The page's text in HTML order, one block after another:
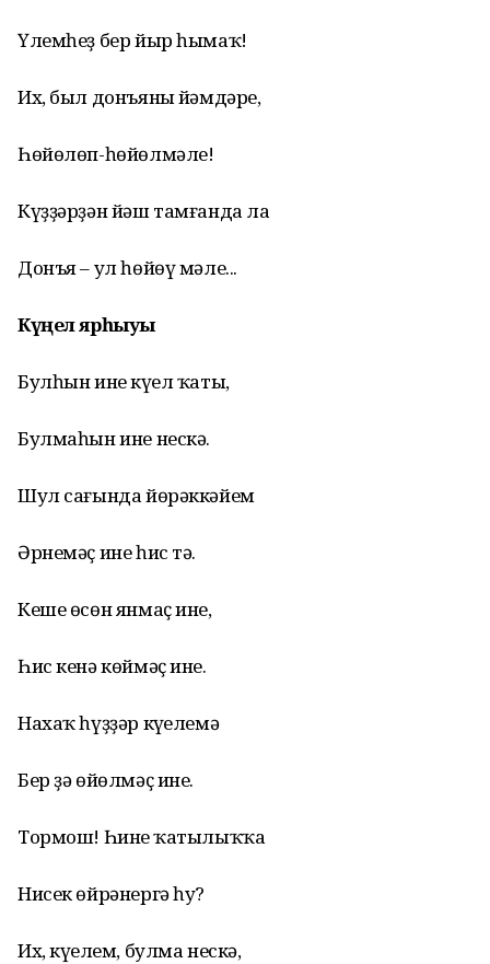
Үлемһеҙ бер йыр һымаҡ!
Их, был донъяның йәмдәре,
Һөйөлөп-һөйөлмәле!
Күҙҙәрҙән йәш тамғанда ла
Донъя – ул һөйөү мәле...
Күңел ярһыуы
Булһын ине күңел ҡаты,
Булмаһын ине нескә.
Шул сағында йөрәккәйем
Әрнемәҫ ине һис тә.
Кеше өсөн янмаҫ ине,
Һис кенә көймәҫ ине.
Нахаҡ һүҙҙәр күңелемә
Бер ҙә өйөлмәҫ ине.
Тормош! Һинең ҡатылыҡҡа
Нисек өйрәнергә һуң?
Их, күңелем, булма нескә,